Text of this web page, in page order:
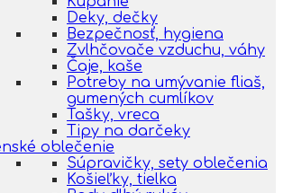
Deky, dečky
Bezpečnosť, hygiena
Zvlhčovače vzduchu, váhy
Čaje, kaše
Potreby na umývanie fliaš,
gumených cumlíkov
Tašky, vreca
Tipy na darčeky
oblečenie
Súpravičky, sety oblečenia
Košieľky, tielka